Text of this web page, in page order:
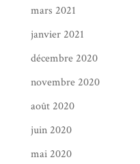
mars 2021
janvier 2021
décembre 2020
novembre 2020
août 2020
juin 2020
mai 2020